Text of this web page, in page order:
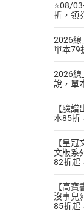
⭐08/
折，領
2026線
單本79
2026線
說，單
【臉
本85折
【皇
文版系
82折起
【高
沒事兒
85折起